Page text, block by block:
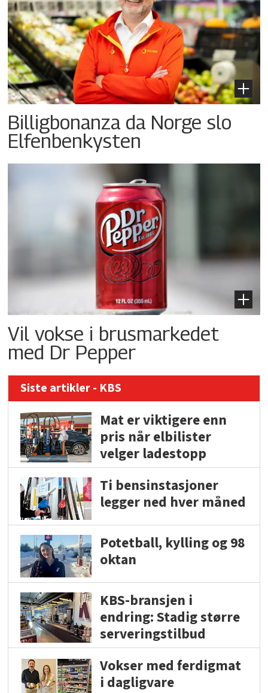
Billigbonanza da Norge slo
Elfenbenkysten
Vil vokse i brusmarkedet
med Dr Pepper
Siste artikler - KBS
Mat er viktigere enn
pris når elbilister
velger ladestopp
Ti bensinstasjoner
legger ned hver måned
Potetball, kylling og 98
oktan
KBS-bransjen i
endring: Stadig større
serveringstilbud
Vokser med ferdigmat
i dagligvare